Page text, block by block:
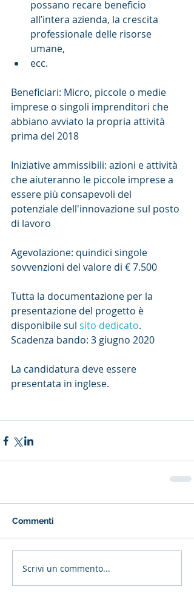
possano recare beneficio
all’intera azienda, la crescita
professionale delle risorse
umane,
ecc.
Beneficiari: Micro, piccole o medie
imprese o singoli imprenditori che
abbiano avviato la propria attività
prima del 2018
Iniziative ammissibili: azioni e attività
che aiuteranno le piccole imprese a
essere più consapevoli del
potenziale dell'innovazione sul posto
di lavoro
Agevolazione: quindici singole
sovvenzioni del valore di € 7.500
Tutta la documentazione per la
presentazione del progetto è
disponibile sul sito dedicato.
Scadenza bando: 3 giugno 2020
La candidatura deve essere
presentata in inglese.
Commenti
Scrivi un commento...